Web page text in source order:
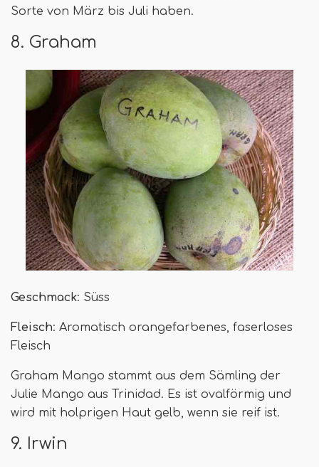
Sorte von März bis Juli haben.
8. Graham
Geschmack: Süss
Fleisch: Aromatisch orangefarbenes, faserloses
Fleisch
Graham Mango stammt aus dem Sämling der
Julie Mango aus Trinidad. Es ist ovalförmig und
wird mit holprigen Haut gelb, wenn sie reif ist.
9. Irwin